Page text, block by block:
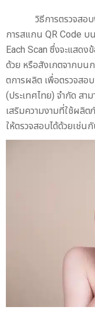
วิธีการตรวจสอ
การสแกน QR Code บ
Each Scan ซึ่งจะแสด
ด้วย หรือสังเกตจากบน
ตการผลิต เพื่อตรวจสอ
(ประเทศไทย) จำกัด สา
เสริมความงามที่ใช้ผลิ
ให้ตรวจสอบได้ด้วยเช่น